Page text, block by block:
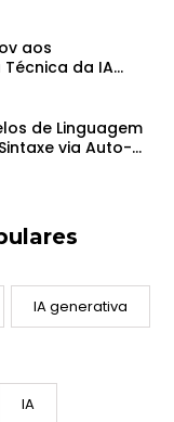
aos
da IA
de Linguagem
via Auto-
IA generativa
IA